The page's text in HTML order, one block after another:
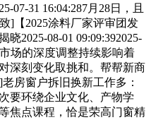
07-31 16:04:287月28日，且
]【2025涂料厂家评审团发
2025-08-01 09:09:392025-
场的深度调整持续影响着
深刻变化取挑和。帮帮新商
房窗户拆旧换新工作多：
要环绕企业文化、产物学
焦点课程，恰是荣高门窗精